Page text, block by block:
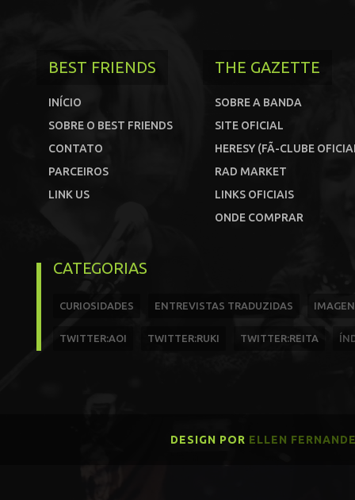
BEST FRIENDS
INÍCIO
SOBRE O BEST FRIENDS
CONTATO
PARCEIROS
LINK US
THE GAZETTE
SOBRE A BANDA
SITE OFICIAL
HERESY (FÃ-CLUBE
RAD MARKET
LINKS OFICIAIS
ONDE COMPRAR
CATEGORIAS
CURIOSIDADES ENTREVISTAS TRADUZIDAS
TWITTER:AOI TWITTER:RUKI TWITTER:REITA
DESIGN POR ELLEN